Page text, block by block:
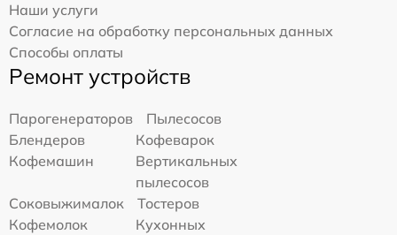
Наши услуги
Согласие на обработку персональных данных
Способы оплаты
Ремонт устройств
Парогенераторов
Пылесосов
Блендеров
Кофеварок
Кофемашин
Вертикальных
пылесосов
Соковыжималок
Тостеров
Кофемолок
Кухонных